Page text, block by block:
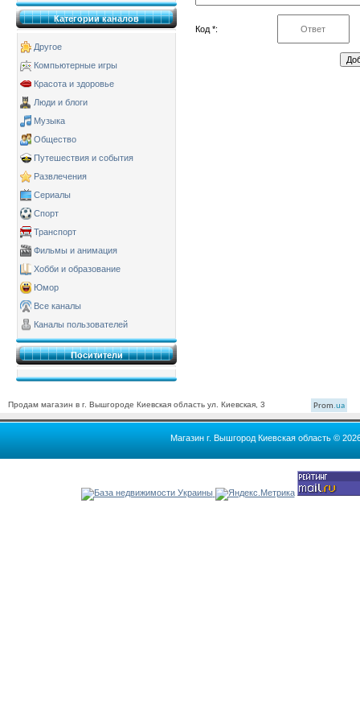
Категории каналов
Другое
Компьютерные игры
Красота и здоровье
Люди и блоги
Музыка
Общество
Путешествия и события
Развлечения
Сериалы
Спорт
Транспорт
Фильмы и анимация
Хобби и образование
Юмор
Все каналы
Каналы пользователей
Поситители
Код *:
Продам магазин в г. Вышгороде Киевская область ул. Киевская, 3 Prom.ua
Магазин г. Вышгород Киевская область ©